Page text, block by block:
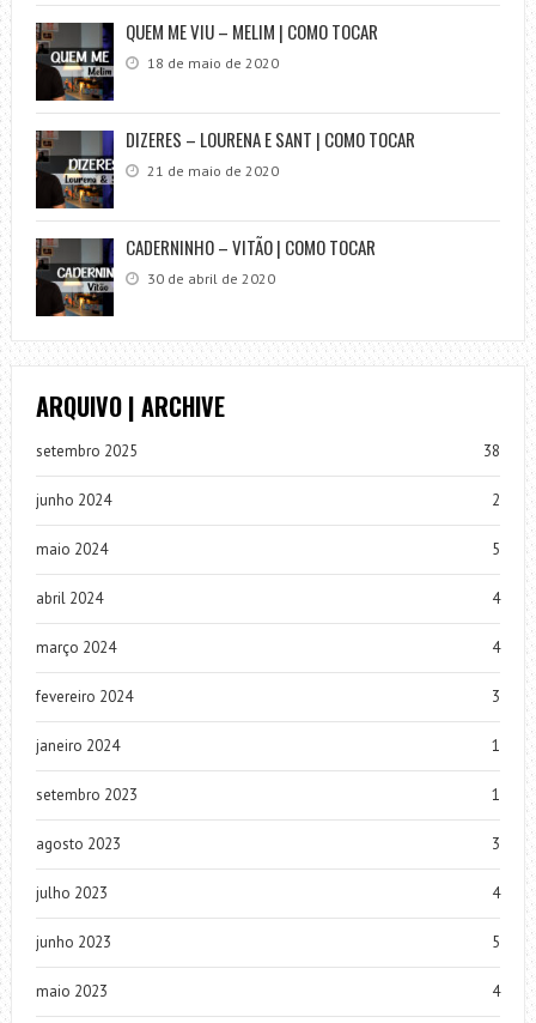
QUEM ME VIU – MELIM | COMO TOCAR
18 de maio de 2020
DIZERES – LOURENA E SANT | COMO TOCAR
21 de maio de 2020
CADERNINHO – VITÃO | COMO TOCAR
30 de abril de 2020
ARQUIVO | ARCHIVE
setembro 2025 38
junho 2024 2
maio 2024 5
abril 2024 4
março 2024 4
fevereiro 2024 3
janeiro 2024 1
setembro 2023 1
agosto 2023 3
julho 2023 4
junho 2023 5
maio 2023 4